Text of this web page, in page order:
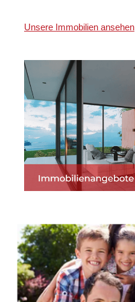
Unsere Immobilien ansehen